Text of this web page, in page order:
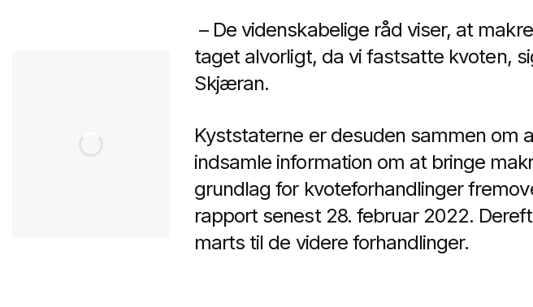
– De videnskabelige råd viser, at
taget alvorligt, da vi fastsatte kvoten,
Skjæran.
Kyststaterne er desuden sammen
indsamle information om at bringe
grundlag for kvoteforhandlinger
rapport senest 28. februar 2022.
marts til de videre forhandlinger.